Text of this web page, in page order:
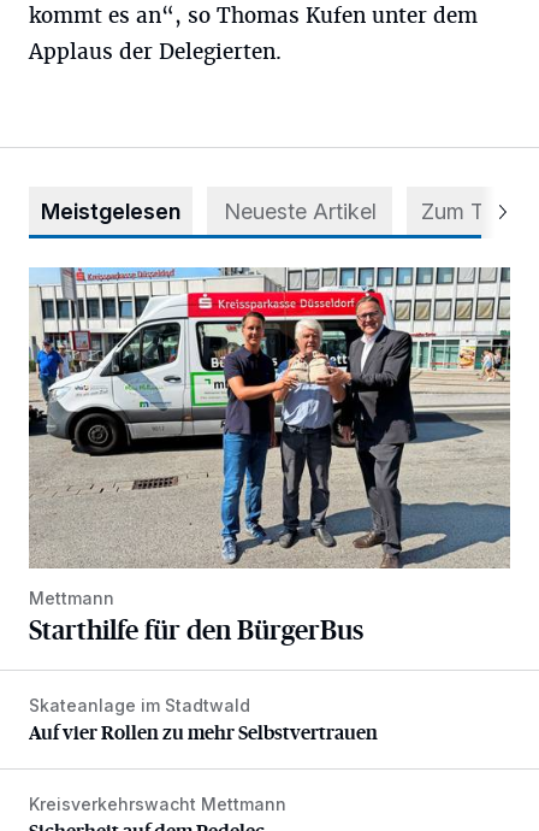
kommt es an“, so Thomas Kufen unter dem
Applaus der Delegierten.
Meistgelesen Neueste Artikel Zum Thema
Starthilfe für den BürgerBus
Mettmann
Starthilfe für den BürgerBus
Auf vier Rollen zu mehr Selbstvertrauen
Skateanlage im Stadtwald
Auf vier Rollen zu mehr Selbstvertrauen
Sicherheit auf dem Pedelec
Kreisverkehrswacht Mettmann